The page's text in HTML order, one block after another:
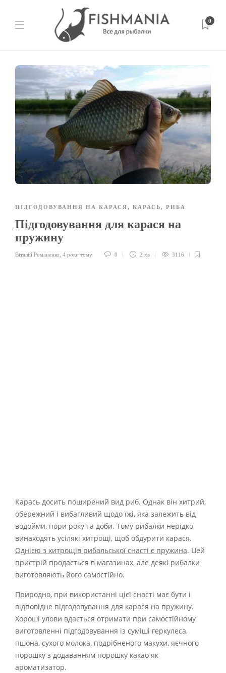
0
ПІДГОДОВУВАННЯ НА КАРАСЯ, КАРАСЬ, РИБА
Підгодовування для карася на
пружину
Віталій Романенко 4 роки тому 0 2 хв 3116
Карась досить поширений вид риб. Однак він хитрий,
обережний і вибагливий щодо їжі, яка залежить від
водойми, пори року та доби. Тому рибалки нерідко
винаходять усілякі хитрощі, щоб обдурити карася.
Однією з хитрощів рибальської снасті є пружина. Цей
пристрій продається в магазинах, але деякі рибалки
виготовляють його самостійно.
Природно, при використанні цієї снасті має бути і
відповідне підгодовування для карася на пружину.
Хороші улови вдається отримати при самостійному
виготовленні підгодовування із суміші геркулеса,
пшона, сухого молока, подрібненого макухи, яєчного
порошку з додаванням порошку какао як
ароматизатор.